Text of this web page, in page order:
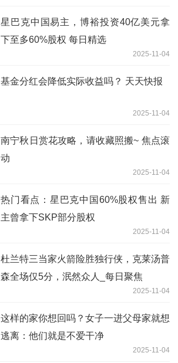
星巴克中国易主，博裕投资40亿美元拿
下至多60%股权 每日精选
2025-11-04
基金分红会降低实际收益吗？ 天天快报
2025-11-04
南宁秋日赏花攻略，请收藏照搬~ 焦点滚
动
2025-11-04
热门看点：星巴克中国60%股权售出 新
主曾拿下SKP部分股权
2025-11-04
杜兰特三当家火箭险胜独行侠，克莱汤普
森全场仅5分，泯然众人_每日聚焦
2025-11-04
这样的家你想回吗？女子一进父母家就想
逃离：他们就是不爱干净
2025-11-04